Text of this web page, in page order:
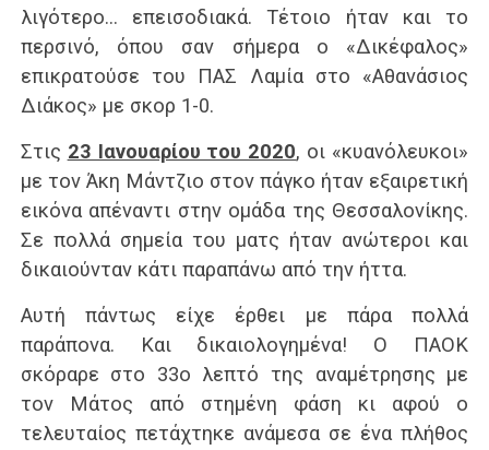
λιγότερο… επεισοδιακά. Τέτοιο ήταν και το
περσινό, όπου σαν σήμερα ο «Δικέφαλος»
επικρατούσε του ΠΑΣ Λαμία στο «Αθανάσιος
Διάκος» με σκορ 1-0.
Στις 23 Ιανουαρίου του 2020, οι «κυανόλευκοι»
με τον Άκη Μάντζιο στον πάγκο ήταν εξαιρετική
εικόνα απέναντι στην ομάδα της Θεσσαλονίκης.
Σε πολλά σημεία του ματς ήταν ανώτεροι και
δικαιούνταν κάτι παραπάνω από την ήττα.
Αυτή πάντως είχε έρθει με πάρα πολλά
παράπονα. Και δικαιολογημένα! Ο ΠΑΟΚ
σκόραρε στο 33ο λεπτό της αναμέτρησης με
τον Μάτος από στημένη φάση κι αφού ο
τελευταίος πετάχτηκε ανάμεσα σε ένα πλήθος